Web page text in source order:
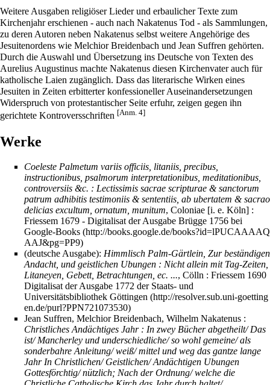
Weitere Ausgaben religiöser Lieder und erbaulicher Texte zum
Kirchenjahr erschienen - auch nach Nakatenus Tod - als Sammlungen,
zu deren Autoren neben Nakatenus selbst weitere Angehörige des
Jesuitenordens wie Melchior Breidenbach und Jean Suffren gehörten.
Durch die Auswahl und Übersetzung ins Deutsche von Texten des
Aurelius Augustinus machte Nakatenus diesen Kirchenvater auch für
katholische Laien zugänglich. Dass das literarische Wirken eines
Jesuiten in Zeiten erbitterter konfessioneller Auseinandersetzungen
Widerspruch von protestantischer Seite erfuhr, zeigen gegen ihn
gerichtete Kontroversschriften [Anm. 4]
Werke
Coeleste Palmetum variis officiis, litaniis, precibus,
instructionibus, psalmorum interpretationibus, meditationibus,
controversiis &c. : Lectissimis sacrae scripturae & sanctorum
patrum adhibitis testimoniis & sententiis, ab ubertatem & sacrao
delicias excultum, ornatum, munitum, Coloniae [i. e. Köln] :
Friessem 1679 - Digitalisat der Ausgabe Brügge 1756 bei
Google-Books
(deutsche Ausgabe): Himmlisch Palm-Gärtlein, Zur beständigen
Andacht, und geistlichen Ubungen : Nicht allein mit Tag-Zeiten,
Litaneyen, Gebett, Betrachtungen, ec. ..., Cölln : Friessem 1690
Digitalisat der Ausgabe 1772 der Staats- und
Universitätsbibliothek Göttingen
Jean Suffren, Melchior Breidenbach, Wilhelm Nakatenus :
Christliches Andächtiges Jahr : In zwey Bücher abgetheilt/ Das
ist/ Mancherley und underschiedliche/ so wohl gemeine/ als
sonderbahre Anleitung/ weiß/ mittel und weg das gantze lange
Jahr In Christlichen/ Geistlichen/ Andächtigen Ubungen
Gottesförchtig/ nützlich; Nach der Ordnung/ welche die